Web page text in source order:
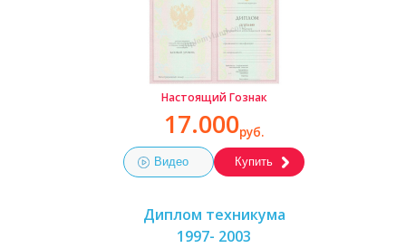
Настоящий Гознак
17.000руб.
Видео Купить
Диплом техникума
1997- 2003